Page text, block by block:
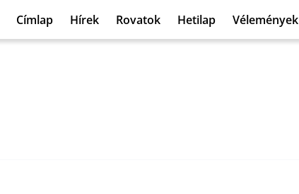
Címlap Hírek Rovatok Hetilap Vélemények